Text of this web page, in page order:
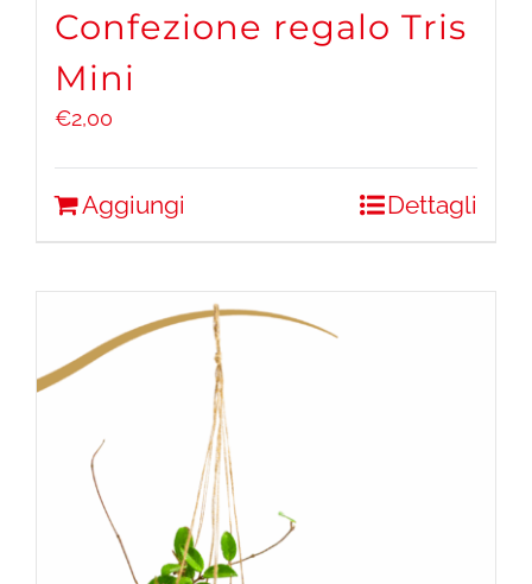
Confezione regalo Tris
Mini
€2,00
Aggiungi Dettagli